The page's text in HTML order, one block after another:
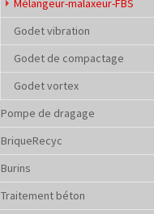
Mélangeur-malaxeur-FBS
Godet vibration
Godet de compactage
Godet vortex
Pompe de dragage
BriqueRecyc
Burins
Traitement béton